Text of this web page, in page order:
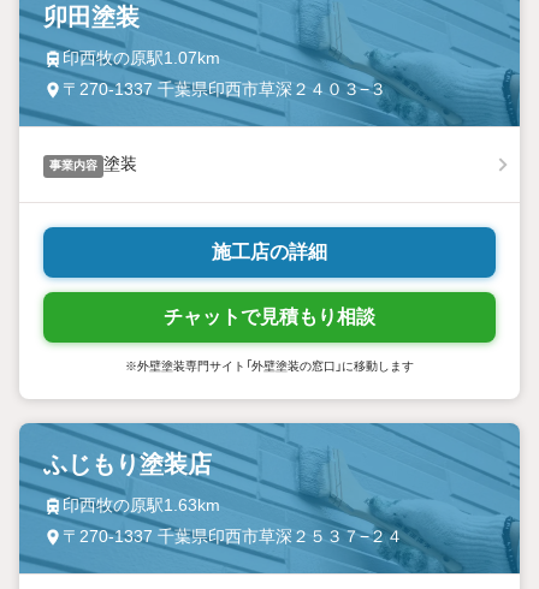
卯田塗装
印西牧の原駅1.07km
〒270-1337 千葉県印西市草深２４０３−３
事業内容 塗装
施工店の詳細
チャットで見積もり相談
※外壁塗装専門サイト「外壁塗装の窓口」に移動します
ふじもり塗装店
印西牧の原駅1.63km
〒270-1337 千葉県印西市草深２５３７−２４